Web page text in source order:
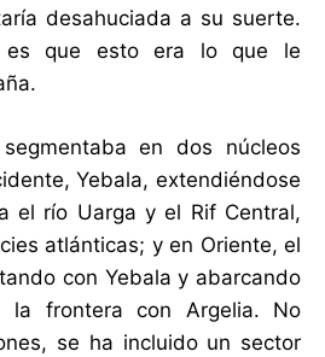
desahuciada a su suerte.
es que esto era lo que le
en dos núcleos
Yebala, extendiéndose
el río Uarga y el Rif Central,
atlánticas; y en Oriente, el
con Yebala y abarcando
la frontera con Argelia. No
se ha incluido un sector